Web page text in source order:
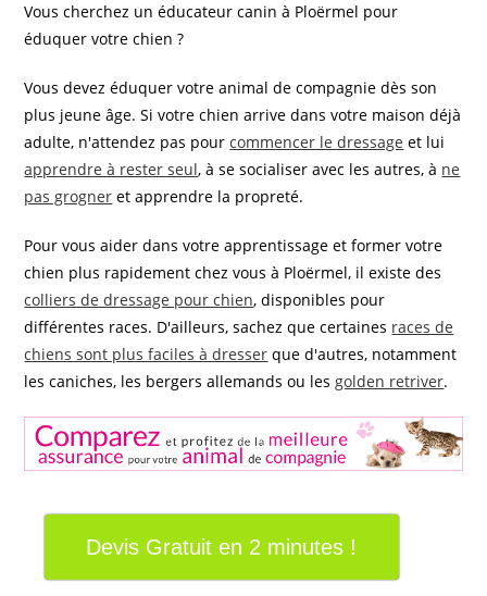
Vous cherchez un éducateur canin à Ploërmel pour
éduquer votre chien ?
Vous devez éduquer votre animal de compagnie dès son
plus jeune âge. Si votre chien arrive dans votre maison déjà
adulte, n'attendez pas pourcommencer le dressage et lui
apprendre à rester seul, à se socialiser avec les autres, à ne
pas grogner et apprendre la propreté.
Pour vous aider dans votre apprentissage et former votre
chien plus rapidement chez vous à Ploërmel, il existe des
colliers de dressage pour chien, disponibles pour
différentes races. D'ailleurs, sachez que certaines races de
chiens sont plus faciles à dresser que d'autres, notamment
les caniches, les bergers allemands ou lesgolden retriver.
Devis Gratuit en 2 minutes !